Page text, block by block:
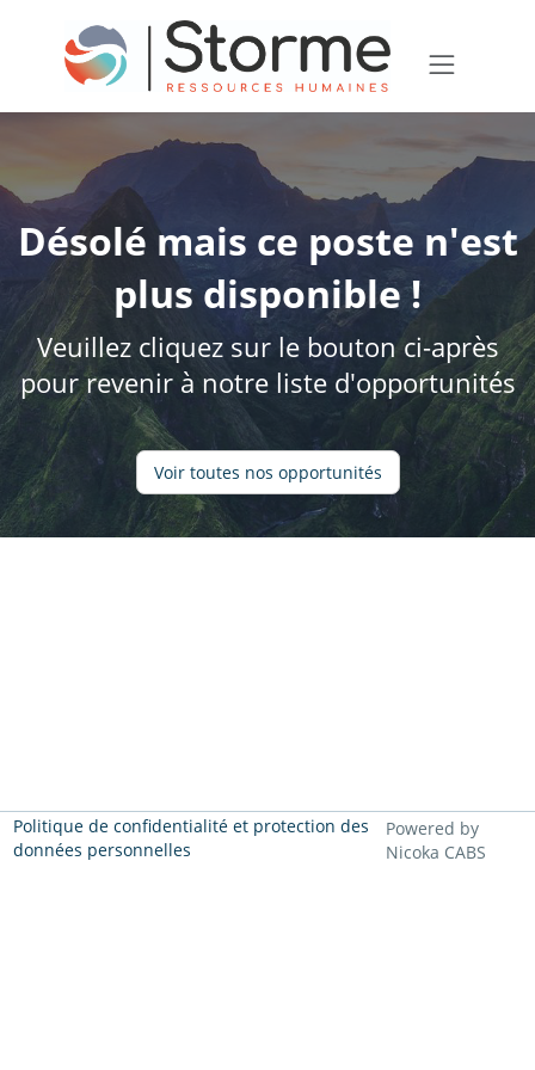
Désolé mais ce poste n'est
plus disponible !
Veuillez cliquez sur le bouton ci-après
pour revenir à notre liste d'opportunités
Voir toutes nos opportunités
Politique de confidentialité et protection des
données personnelles
Powered by
Nicoka CABS